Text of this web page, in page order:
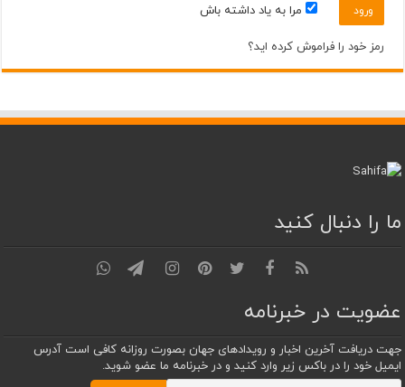
مرا به یاد داشته باش
رمز خود را فراموش کرده اید؟
ما را دنبال کنید
عضویت در خبرنامه
جهت دریافت آخرین اخبار و رویدادهای جهان بصورت روزانه کافی است آدرس
ایمیل خود را در باکس زیر وارد کنید و در خبرنامه ما عضو شوید.